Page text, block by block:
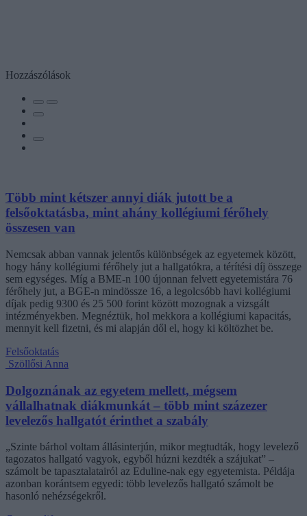
Hozzászólások
Több mint kétszer annyi diák jutott be a
felsőoktatásba, mint ahány kollégiumi férőhely
összesen van
Nemcsak abban vannak jelentős különbségek az egyetemek között,
hogy hány kollégiumi férőhely jut a hallgatókra, a térítési díj összege
sem egységes. Míg a BME-n 100 újonnan felvett egyetemistára 76
férőhely jut, a BGE-n mindössze 16, a legolcsóbb havi kollégiumi
díjak pedig 9300 és 25 500 forint között mozognak a vizsgált
intézményekben. Megnéztük, hol mekkora a kollégiumi kapacitás,
mennyit kell fizetni, és mi alapján dől el, hogy ki költözhet be.
Felsőoktatás
Szöllősi Anna
Dolgoznának az egyetem mellett, mégsem
vállalhatnak diákmunkát – több mint százezer
levelezős hallgatót érinthet a szabály
„Szinte bárhol voltam állásinterjún, mikor megtudták, hogy levelező
tagozatos hallgató vagyok, egyből húzni kezdték a szájukat” –
számolt be tapasztalatairól az Eduline-nak egy egyetemista. Példája
azonban korántsem egyedi: több levelezős hallgató számolt be
hasonló nehézségekről.